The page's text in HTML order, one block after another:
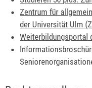
Zentrum für
der Universität Ulm
Weiterbildungsportal